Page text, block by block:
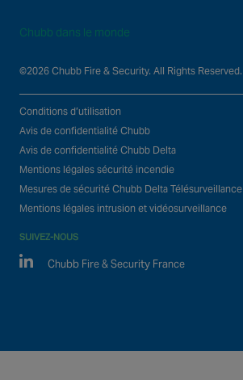
Chubb dans le monde
©2026 Chubb Fire & Security. All Rights Reserved.
Conditions d’utilisation
Avis de confidentialité Chubb
Avis de confidentialité Chubb Delta
Mentions légales sécurité incendie
Mesures de sécurité Chubb Delta Télésurveillance
Mentions légales intrusion et vidéosurveillance
SUIVEZ-NOUS
Linked In
Chubb Fire & Security France